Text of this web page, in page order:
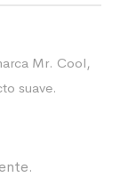
Mr. Cool,
suave.